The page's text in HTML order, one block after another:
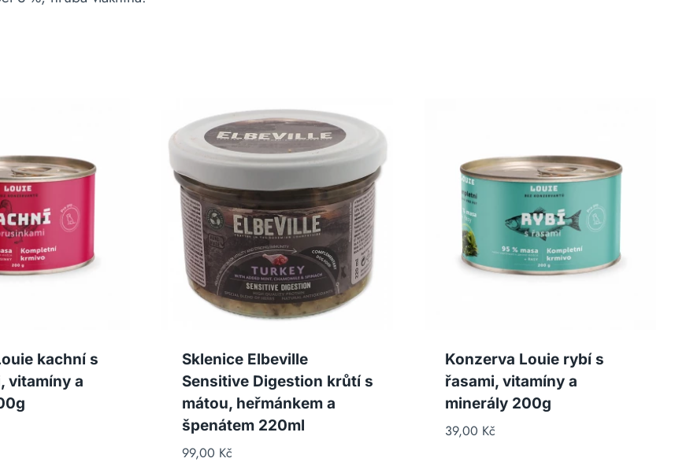
kachní s
vitamíny a
Sklenice Elbeville
Sensitive Digestion krůtí s
mátou, heřmánkem a
špenátem 220ml
99,00 Kč
Konzerva Louie rybí s
řasami, vitamíny a
minerály 200g
39,00 Kč